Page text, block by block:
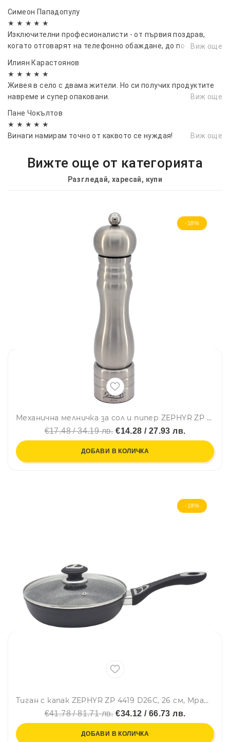
Симеон Пападопулу
★ ★ ★ ★ ★
Изключителни професионалисти - от първия поздрав,
когато отговарят на телефонно обаждане, до последния
Подхождат адекватно към изискванията на клиентите,
Прецизни, коректни и отзивчиви!
Виж още
Илиян Карастоянов
★ ★ ★ ★ ★
Живея в село с двама жители. Но си получих продуктите
навреме и супер опаковани.
Виж още
Пане Чокълтов
★ ★ ★ ★ ★
Винаги намирам точно от каквото се нуждая!
Виж още
Вижте още от категорията
Разгледай, харесай, купи
-18%
Механична мелничка за сол и пипер ZEPHYR ZP 1227 S27, 27 см, Керамична мелница, Инокс
€17.48 / 34.19 лв.€14.28 / 27.93 лв.
ДОБАВИ В КОЛИЧКА
-18%
Тиган с капак ZEPHYR ZP 4419 D26C, 26 см, Мраморно покритие, Индукция, Черен
€41.78 / 81.71 лв.€34.12 / 66.73 лв.
ДОБАВИ В КОЛИЧКА